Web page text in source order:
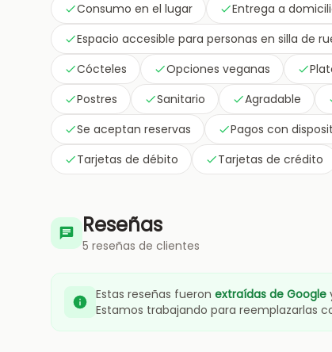
Consumo en el lugar Entrega a
Espacio accesible para personas en silla de
Cócteles
Opciones veganas
Postres
Sanitario Agradable
Se aceptan reservas
Pagos con
Tarjetas de débito
Tarjetas de crédito
Reseñas
5 reseñas de clientes
Estas reseñas fueron extraídas de Google
Estamos trabajando para reemplazarlas